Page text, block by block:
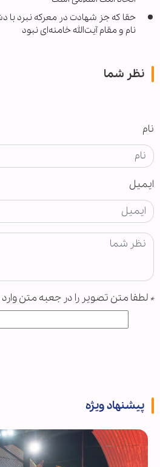
حقا که جز شهادت در معرکه نبرد با
نام و مقام آیت‌الله خامنه‌ای نبود
نظر شما
نام
ایمیل
* لطفا متن تصویر را در جعبه متن وارد
پیشنهاد ویژه